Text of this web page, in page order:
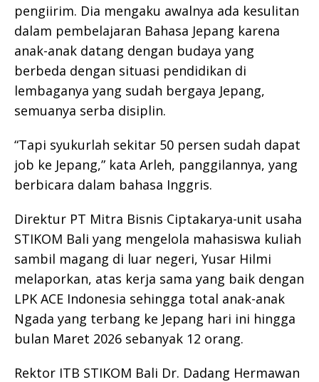
pengiirim. Dia mengaku awalnya ada kesulitan
dalam pembelajaran Bahasa Jepang karena
anak-anak datang dengan budaya yang
berbeda dengan situasi pendidikan di
lembaganya yang sudah bergaya Jepang,
semuanya serba disiplin.
“Tapi syukurlah sekitar 50 persen sudah dapat
job ke Jepang,” kata Arleh, panggilannya, yang
berbicara dalam bahasa Inggris.
Direktur PT Mitra Bisnis Ciptakarya-unit usaha
STIKOM Bali yang mengelola mahasiswa kuliah
sambil magang di luar negeri, Yusar Hilmi
melaporkan, atas kerja sama yang baik dengan
LPK ACE Indonesia sehingga total anak-anak
Ngada yang terbang ke Jepang hari ini hingga
bulan Maret 2026 sebanyak 12 orang.
Rektor ITB STIKOM Bali Dr. Dadang Hermawan